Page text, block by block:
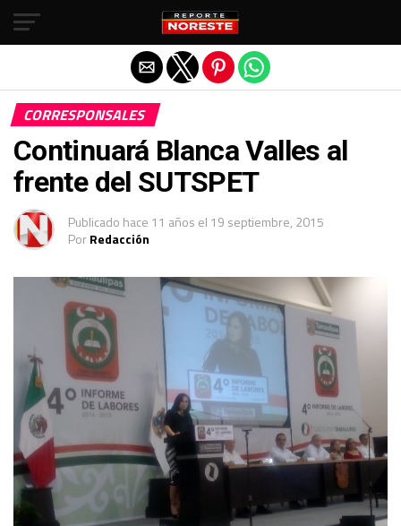
CORRESPONSALES
Continuará Blanca Valles al
frente del SUTSPET
Publicado hace 11 años el 19 septiembre, 2015
PorRedacción
Salir de la versión móvil